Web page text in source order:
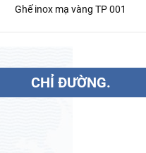
Ghế inox mạ vàng TP 001
CHỈ ĐƯỜNG.